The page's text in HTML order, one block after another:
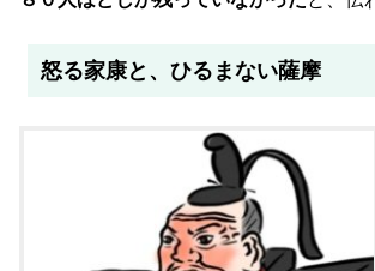
怒る家康と、ひるまない薩摩